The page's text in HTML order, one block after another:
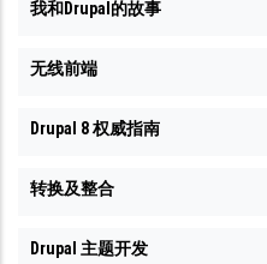
我和Drupal的故事
无线前端
Drupal 8 权威指南
转换及整合
Drupal 主题开发